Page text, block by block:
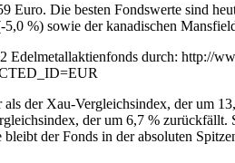
Die besten Fondswerte sind
%) sowie der kanadischen
Edelmetallaktienfonds durch: http://
der Xau-Vergleichsindex, der um
der um 6,7 %
der Fonds in der absoluten